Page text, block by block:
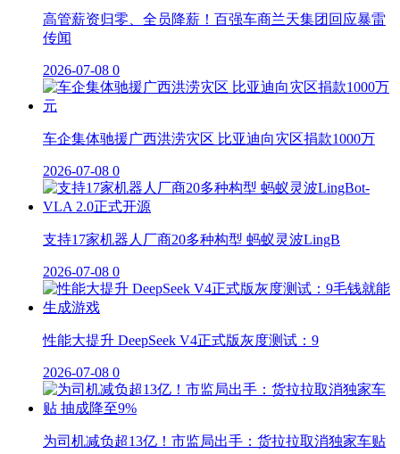
高管薪资归零、全员降薪！百强车商兰天集团回应暴雷
传闻
2026-07-08 0
车企集体驰援广西洪涝灾区 比亚迪向灾区捐款1000万
2026-07-08 0
支持17家机器人厂商20多种构型 蚂蚁灵波LingB
2026-07-08 0
性能大提升 DeepSeek V4正式版灰度测试：9
2026-07-08 0
为司机减负超13亿！市监局出手：货拉拉取消独家车贴